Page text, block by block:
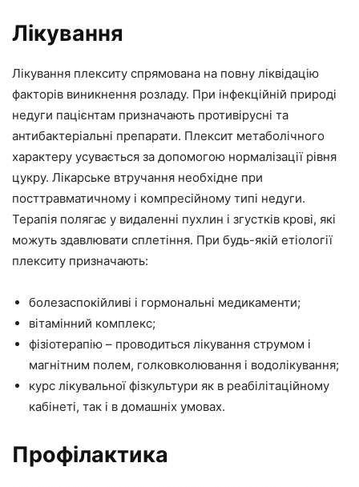
Лікування
Лікування плекситу спрямована на повну ліквідацію
факторів виникнення розладу. При інфекційній природі
недуги пацієнтам призначають противірусні та
антибактеріальні препарати. Плексит метаболічного
характеру усувається за допомогою нормалізації рівня
цукру. Лікарське втручання необхідне при
посттравматичному і компресійному типі недуги.
Терапія полягає у видаленні пухлин і згустків крові, які
можуть здавлювати сплетіння. При будь-якій етіології
плекситу призначають:
болезаспокійливі і гормональні медикаменти;
вітамінний комплекс;
фізіотерапію – проводиться лікування струмом і
магнітним полем, голковколювання і водолікування;
курс лікувальної фізкультури як в реабілітаційному
кабінеті, так і в домашніх умовах.
Профілактика